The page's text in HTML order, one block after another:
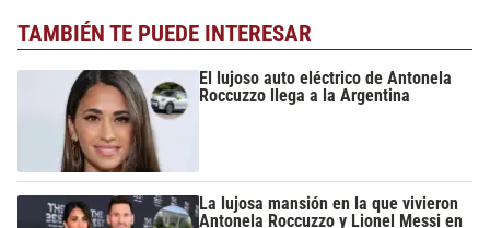
TAMBIÉN TE PUEDE INTERESAR
El lujoso auto eléctrico de Antonela
Roccuzzo llega a la Argentina
La lujosa mansión en la que vivieron
Antonela Roccuzzo y Lionel Messi en